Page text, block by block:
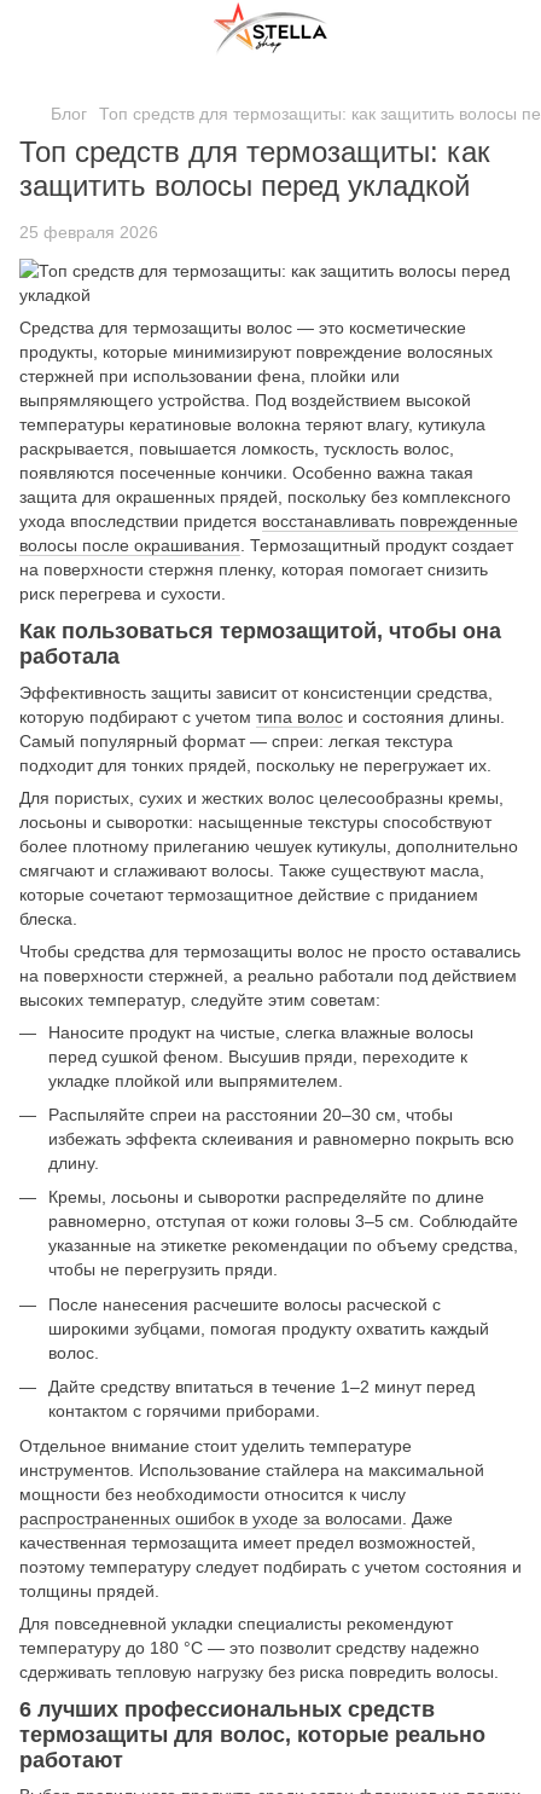
Блог Топ средств для термозащиты: как защитить волосы
Топ средств для термозащиты: как
защитить волосы перед укладкой
25 февраля 2026
Средства для термозащиты волос — это косметические
продукты, которые минимизируют повреждение волосяных
стержней при использовании фена, плойки или
выпрямляющего устройства. Под воздействием высокой
температуры кератиновые волокна теряют влагу, кутикула
раскрывается, повышается ломкость, тусклость волос,
появляются посеченные кончики. Особенно важна такая
защита для окрашенных прядей, поскольку без комплексного
ухода впоследствии придется восстанавливать поврежденные
волосы после окрашивания . Термозащитный продукт создает
на поверхности стержня пленку, которая помогает снизить
риск перегрева и сухости.
Как пользоваться термозащитой, чтобы она
работала
Эффективность защиты зависит от консистенции средства,
которую подбирают с учетом типа волос и состояния длины.
Самый популярный формат — спреи: легкая текстура
подходит для тонких прядей, поскольку не перегружает их.
Для пористых, сухих и жестких волос целесообразны кремы,
лосьоны и сыворотки: насыщенные текстуры способствуют
более плотному прилеганию чешуек кутикулы, дополнительно
смягчают и сглаживают волосы. Также существуют масла,
которые сочетают термозащитное действие с приданием
блеска.
Чтобы средства для термозащиты волос не просто оставались
на поверхности стержней, а реально работали под действием
высоких температур, следуйте этим советам:
Наносите продукт на чистые, слегка влажные волосы
перед сушкой феном. Высушив пряди, переходите к
укладке плойкой или выпрямителем.
Распыляйте спреи на расстоянии 20–30 см, чтобы
избежать эффекта склеивания и равномерно покрыть всю
длину.
Кремы, лосьоны и сыворотки распределяйте по длине
равномерно, отступая от кожи головы 3–5 см. Соблюдайте
указанные на этикетке рекомендации по объему средства,
чтобы не перегрузить пряди.
После нанесения расчешите волосы расческой с
широкими зубцами, помогая продукту охватить каждый
волос.
Дайте средству впитаться в течение 1–2 минут перед
контактом с горячими приборами.
Отдельное внимание стоит уделить температуре
инструментов. Использование стайлера на максимальной
мощности без необходимости относится к числу
распространенных ошибок в уходе за волосами . Даже
качественная термозащита имеет предел возможностей,
поэтому температуру следует подбирать с учетом состояния и
толщины прядей.
Для повседневной укладки специалисты рекомендуют
температуру до 180 °C — это позволит средству надежно
сдерживать тепловую нагрузку без риска повредить волосы.
6 лучших профессиональных средств
термозащиты для волос, которые реально
работают